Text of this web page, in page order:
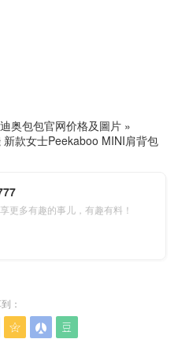
奥包包官网价格及圖片 »
款女士Peekaboo MINI肩背包
更多有趣的事儿，有趣有料！
：
  